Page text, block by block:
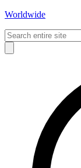
Worldwide